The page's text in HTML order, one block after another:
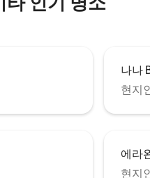
나나
현지
에라
현지